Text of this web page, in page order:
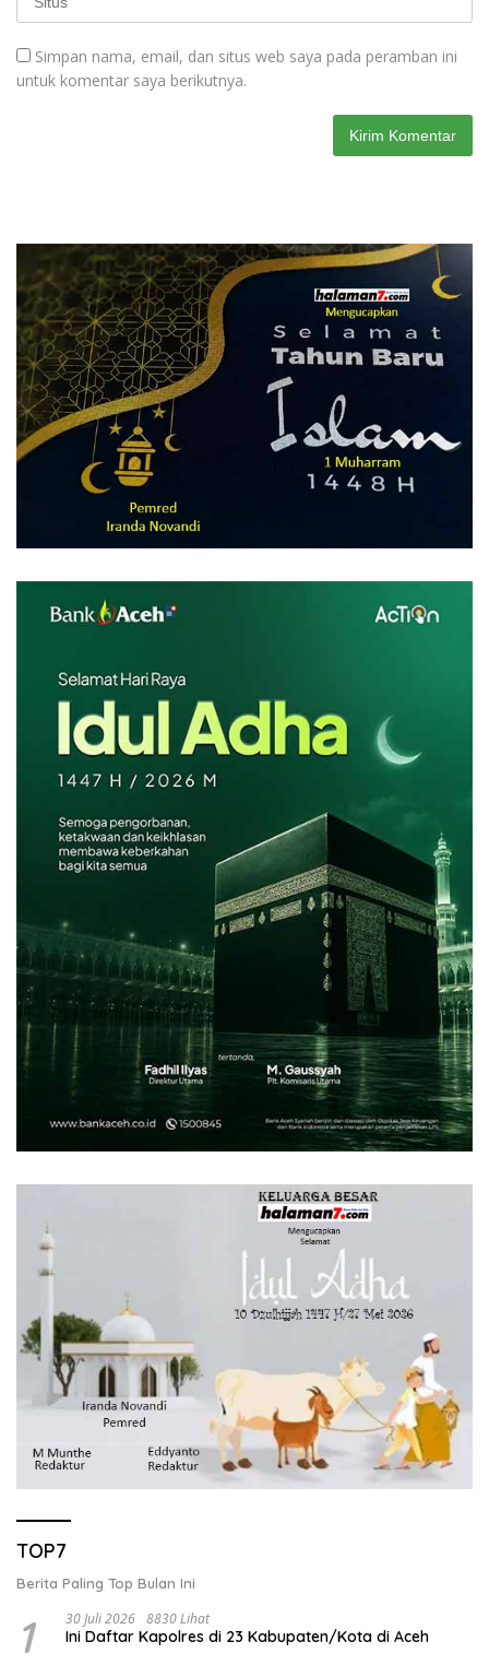
Simpan nama, email, dan situs web saya pada peramban ini
untuk komentar saya berikutnya.
TOP7
Berita Paling Top Bulan Ini
1 30 Juli 2026 8830 Lihat
Ini Daftar Kapolres di 23 Kabupaten/Kota di Aceh